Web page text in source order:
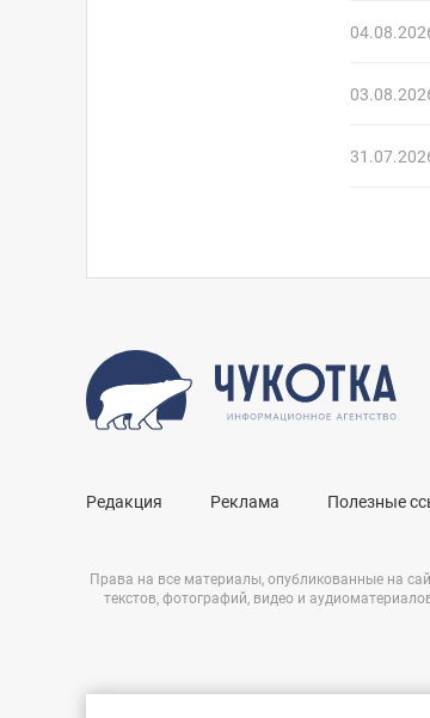
Редакция Реклама Полезные
Права на все материалы, опубликованные на
текстов, фотографий, видео и